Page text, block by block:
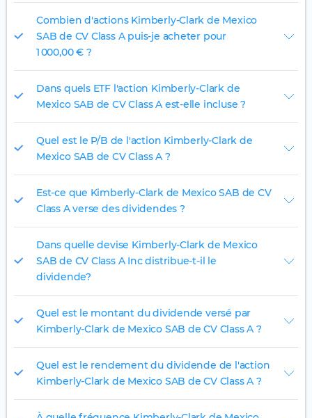
Combien d'actions Kimberly-Clark de Mexico
SAB de CV Class A puis-je acheter pour
1 000,00 € ?
Dans quels ETF l'action Kimberly-Clark de
Mexico SAB de CV Class A est-elle incluse ?
Quel est le P/B de l'action Kimberly-Clark de
Mexico SAB de CV Class A ?
Est-ce que Kimberly-Clark de Mexico SAB de CV
Class A verse des dividendes ?
Dans quelle devise Kimberly-Clark de Mexico
SAB de CV Class A Inc distribue-t-il le
dividende?
Quel est le montant du dividende versé par
Kimberly-Clark de Mexico SAB de CV Class A ?
Quel est le rendement du dividende de l'action
Kimberly-Clark de Mexico SAB de CV Class A ?